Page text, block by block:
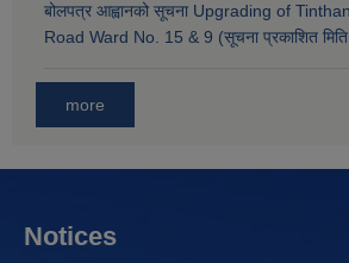
बोलपत्र आह्वानको सूचना Upgrading of
Road Ward No. 15 & 9 (सूचना प्रकाशित
more
Notices